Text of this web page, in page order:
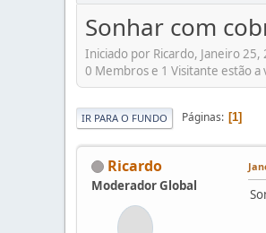
Sonhar com
Iniciado por Ricardo, Janeiro
0 Membros e 1 Visitante estão
IR PARA O FUNDO Páginas 1
Ricardo
Moderador Global